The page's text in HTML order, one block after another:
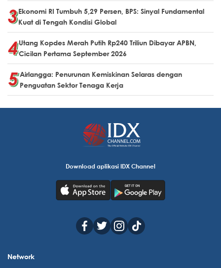
Ekonomi RI Tumbuh 5,29 Persen, BPS: Sinyal Fundamental
Kuat di Tengah Kondisi Global
Utang Kopdes Merah Putih Rp240 Triliun Dibayar APBN,
Cicilan Pertama September 2026
Airlangga: Penurunan Kemiskinan Selaras dengan
Penguatan Sektor Tenaga Kerja
Download aplikasi IDX Channel
Network